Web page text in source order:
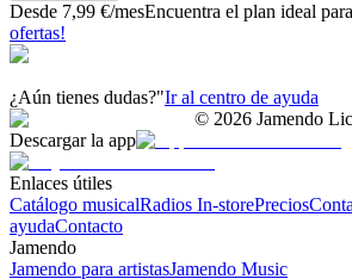
Desde 7,99 €/mesEncuentra el plan ideal
ofertas!
¿Aún tienes dudas?"Ir al centro de ayuda
© 2026 Jamendo
Descargar la app
Enlaces útiles
Catálogo musicalRadios In-storePrecios
ayudaContacto
Jamendo
Jamendo para artistasJamendo Music